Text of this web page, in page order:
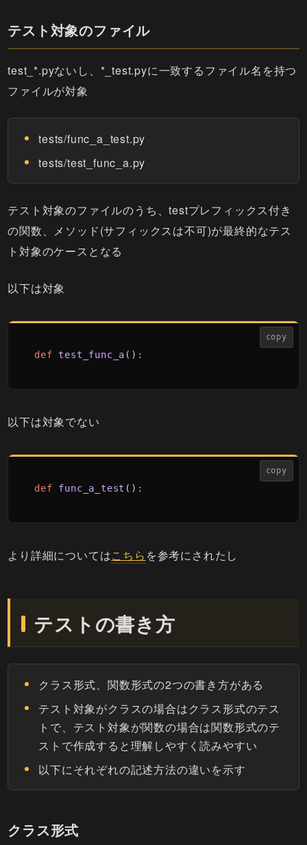
テスト対象のファイル
test_*.pyないし、*_test.pyに一致するファイル名を持つ
ファイルが対象
tests/func_a_test.py
tests/test_func_a.py
テスト対象のファイルのうち、testプレフィックス付き
の関数、メソッド(サフィックスは不可)が最終的なテス
ト対象のケースとなる
以下は対象
copy
def test_func_a () :
以下は対象でない
copy
def func_a_test () :
より詳細についてはこちら を参考にされたし
テストの書き方
クラス形式、関数形式の2つの書き方がある
テスト対象がクラスの場合はクラス形式のテス
トで、テスト対象が関数の場合は関数形式のテ
ストで作成すると理解しやすく読みやすい
以下にそれぞれの記述方法の違いを示す
クラス形式